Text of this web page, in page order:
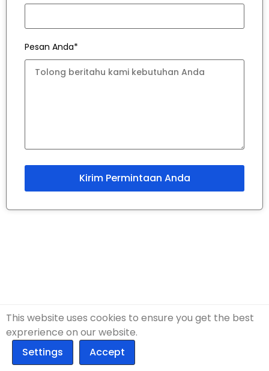
Pesan Anda*
Butuh mesin farmasi dengan
This website uses cookies to ensure you get the best
exprerience on our website.